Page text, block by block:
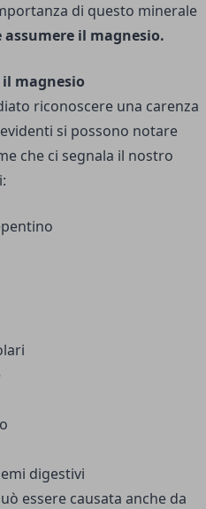
di questo minerale
assumere il magnesio.
magnesio
riconoscere una carenza
si possono notare
che ci segnala il nostro
digestivi
essere causata anche da